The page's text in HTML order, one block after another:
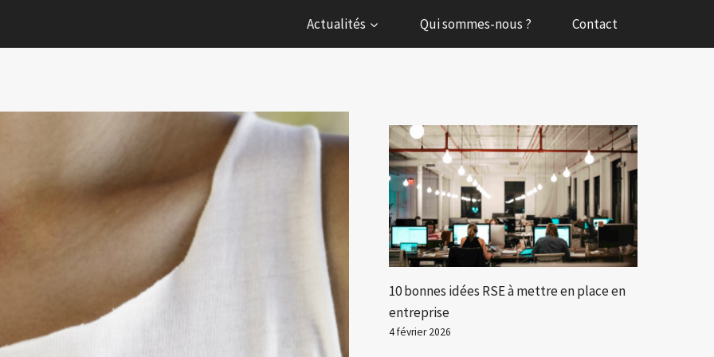
Actualités Qui sommes-nous ? Contact
10 bonnes idées RSE à mettre en place en
entreprise
4 février 2026